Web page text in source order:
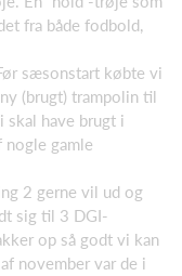
fra både fodbold,
sæsonstart købte vi
(brugt) trampolin til
skal have brugt i
nogle gamle
2 gerne vil ud og
sig til 3 DGI-
op så godt vi kan
november var de i